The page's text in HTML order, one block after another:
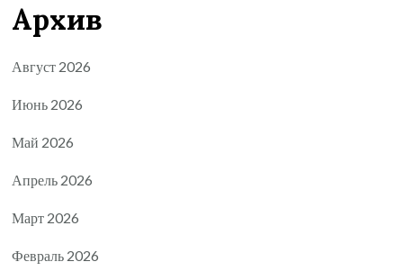
Архив
Август 2026
Июнь 2026
Май 2026
Апрель 2026
Март 2026
Февраль 2026